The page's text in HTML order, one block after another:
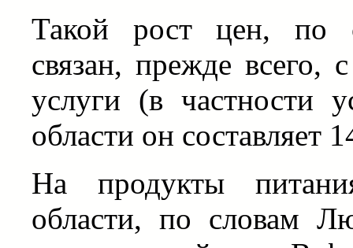
Такой рост цен, по
связан, прежде всего,
услуги (в
области он составляет
На продукты
области, по словам